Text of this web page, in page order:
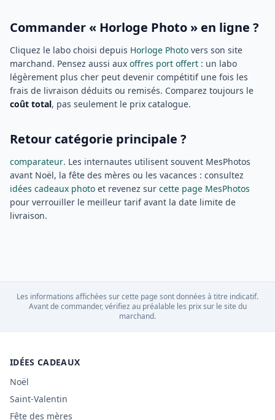
Commander « Horloge Photo » en ligne ?
Cliquez le labo choisi depuis Horloge Photo vers son site
marchand. Pensez aussi aux offres port offert : un labo
légèrement plus cher peut devenir compétitif une fois les
frais de livraison déduits ou remisés. Comparez toujours le
coût total, pas seulement le prix catalogue.
Retour catégorie principale ?
comparateur. Les internautes utilisent souvent MesPhotos
avant Noël, la fête des mères ou les vacances : consultez
idées cadeaux photo et revenez sur cette page MesPhotos
pour verrouiller le meilleur tarif avant la date limite de
livraison.
Les informations affichées sur cette page sont données à titre indicatif.
Avant de commander, vérifiez au préalable les prix sur le site du
marchand.
IDÉES CADEAUX
Noël
Saint-Valentin
Fête des mères